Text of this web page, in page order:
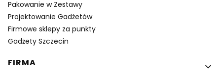
Pakowanie w Zestawy
Projektowanie Gadżetów
Firmowe sklepy za punkty
Gadżety Szczecin
FIRMA